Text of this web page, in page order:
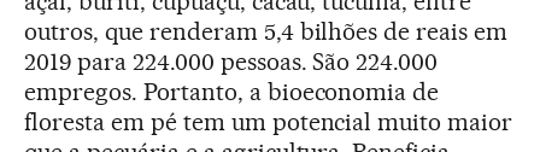
outros, que renderam 5,4 bilhões de reais em
2019 para 224.000 pessoas. São 224.000
empregos. Portanto, a bioeconomia de
floresta em pé tem um potencial muito maior